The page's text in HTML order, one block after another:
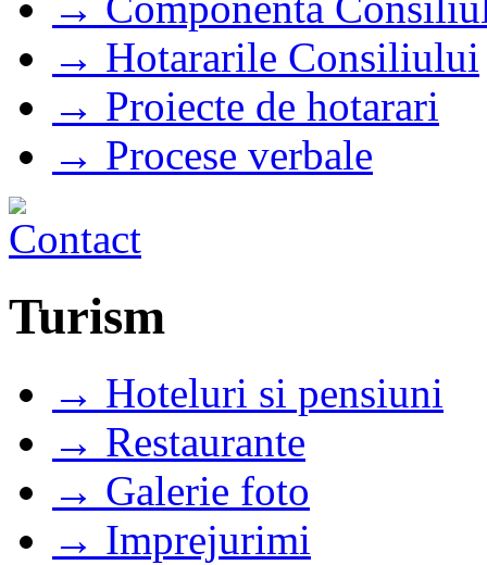
→ Hotararile Consiliului
→ Proiecte de hotarari
→ Procese verbale
Turism
→ Hoteluri si pensiuni
→ Restaurante
→ Galerie foto
→ Imprejurimi